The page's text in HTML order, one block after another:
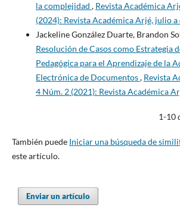
la complejidad , Revista Académica
(2024): Revista Académica Arjé, julio
Jackeline González Duarte, Brandon
Resolución de Casos como Estrategia
Pedagógica para el Aprendizaje de la
Electrónica de Documentos, Revista
4 Núm. 2 (2021): Revista Académica
1-10
También puede Iniciar una búsqueda de
este artículo.
Enviar un artículo